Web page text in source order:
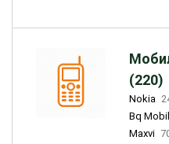
(220)
Nokia
Bq
Maxvi